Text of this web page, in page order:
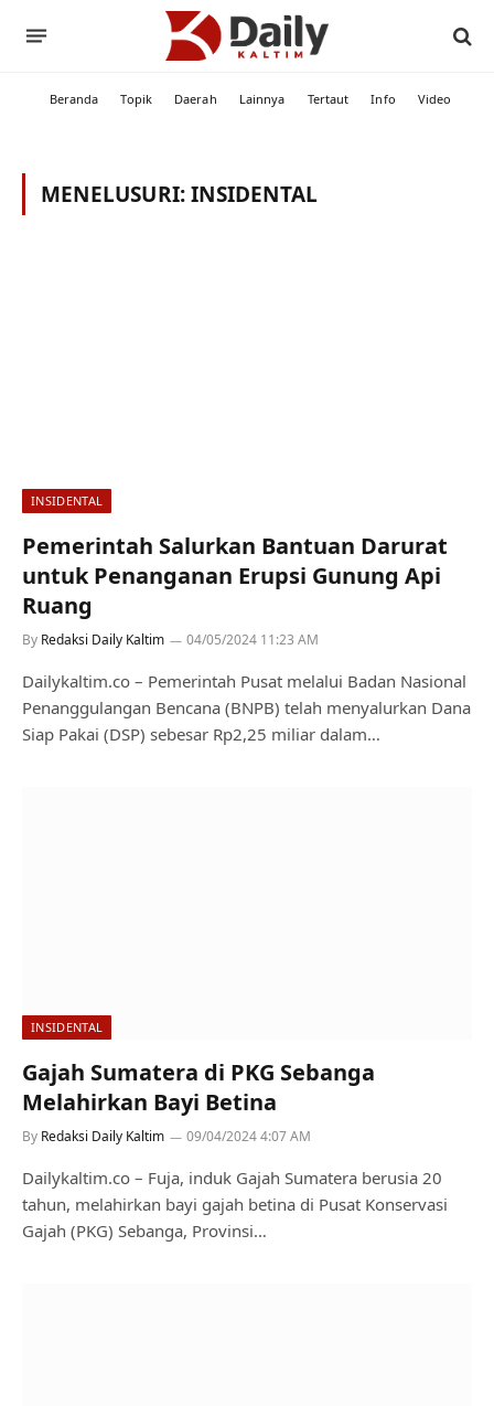
Beranda Topik Daerah Lainnya Tertaut Info Video
MENELUSURI:INSIDENTAL
INSIDENTAL
Pemerintah Salurkan Bantuan Darurat
untuk Penanganan Erupsi Gunung Api
Ruang
By Redaksi Daily Kaltim 04/05/2024 11:23 AM
Dailykaltim.co – Pemerintah Pusat melalui Badan Nasional
Penanggulangan Bencana (BNPB) telah menyalurkan Dana
Siap Pakai (DSP) sebesar Rp2,25 miliar dalam…
INSIDENTAL
Gajah Sumatera di PKG Sebanga
Melahirkan Bayi Betina
By Redaksi Daily Kaltim 09/04/2024 4:07 AM
Dailykaltim.co – Fuja, induk Gajah Sumatera berusia 20
tahun, melahirkan bayi gajah betina di Pusat Konservasi
Gajah (PKG) Sebanga, Provinsi…